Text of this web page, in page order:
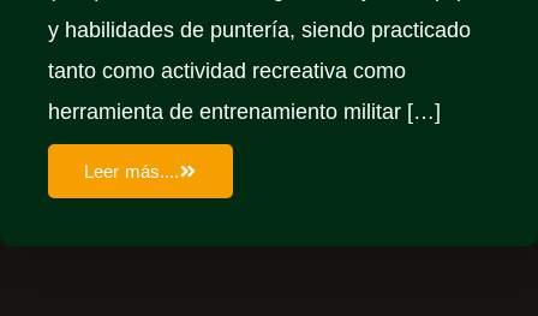
y habilidades de puntería, siendo practicado
tanto como actividad recreativa como
herramienta de entrenamiento militar […]
Leer más....